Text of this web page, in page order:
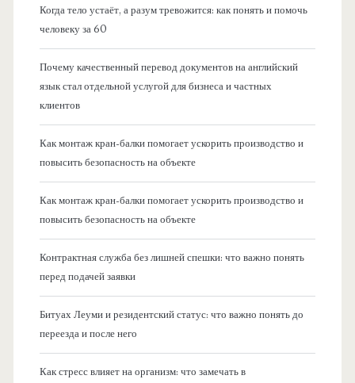
Когда тело устаёт, а разум тревожится: как понять и помочь
человеку за 60
Почему качественный перевод документов на английский
язык стал отдельной услугой для бизнеса и частных
клиентов
Как монтаж кран-балки помогает ускорить производство и
повысить безопасность на объекте
Как монтаж кран-балки помогает ускорить производство и
повысить безопасность на объекте
Контрактная служба без лишней спешки: что важно понять
перед подачей заявки
Битуах Леуми и резидентский статус: что важно понять до
переезда и после него
Как стресс влияет на организм: что замечать в